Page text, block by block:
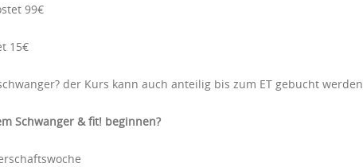
99€
15€
der Kurs kann auch anteilig bis zum ET gebucht werden
Schwanger & fit! beginnen?